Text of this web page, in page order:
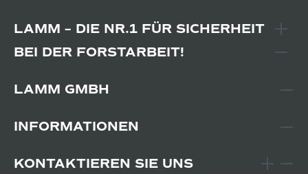
LAMM – DIE NR.1 FÜR SICHERHEIT
BEI DER FORSTARBEIT!
LAMM GMBH
INFORMATIONEN
KONTAKTIEREN SIE UNS